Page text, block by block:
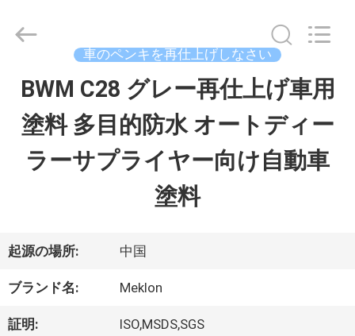
ホ
ー
品
ビ
Guangzhou
Chemical
Technology
車のペンキを再仕上げしなさい
BWM C28 グレー再仕上げ車用
塗料 多目的防水 オートディー
ラーサプライヤー向け自動車
塗料
起源の場所: 中国
ブランド名: Meklon
証明: ISO,MSDS,SGS